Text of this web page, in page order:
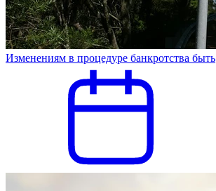
Изменениям в процедуре банкротства быть